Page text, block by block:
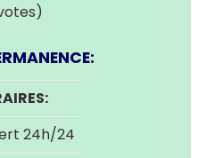
24h/24